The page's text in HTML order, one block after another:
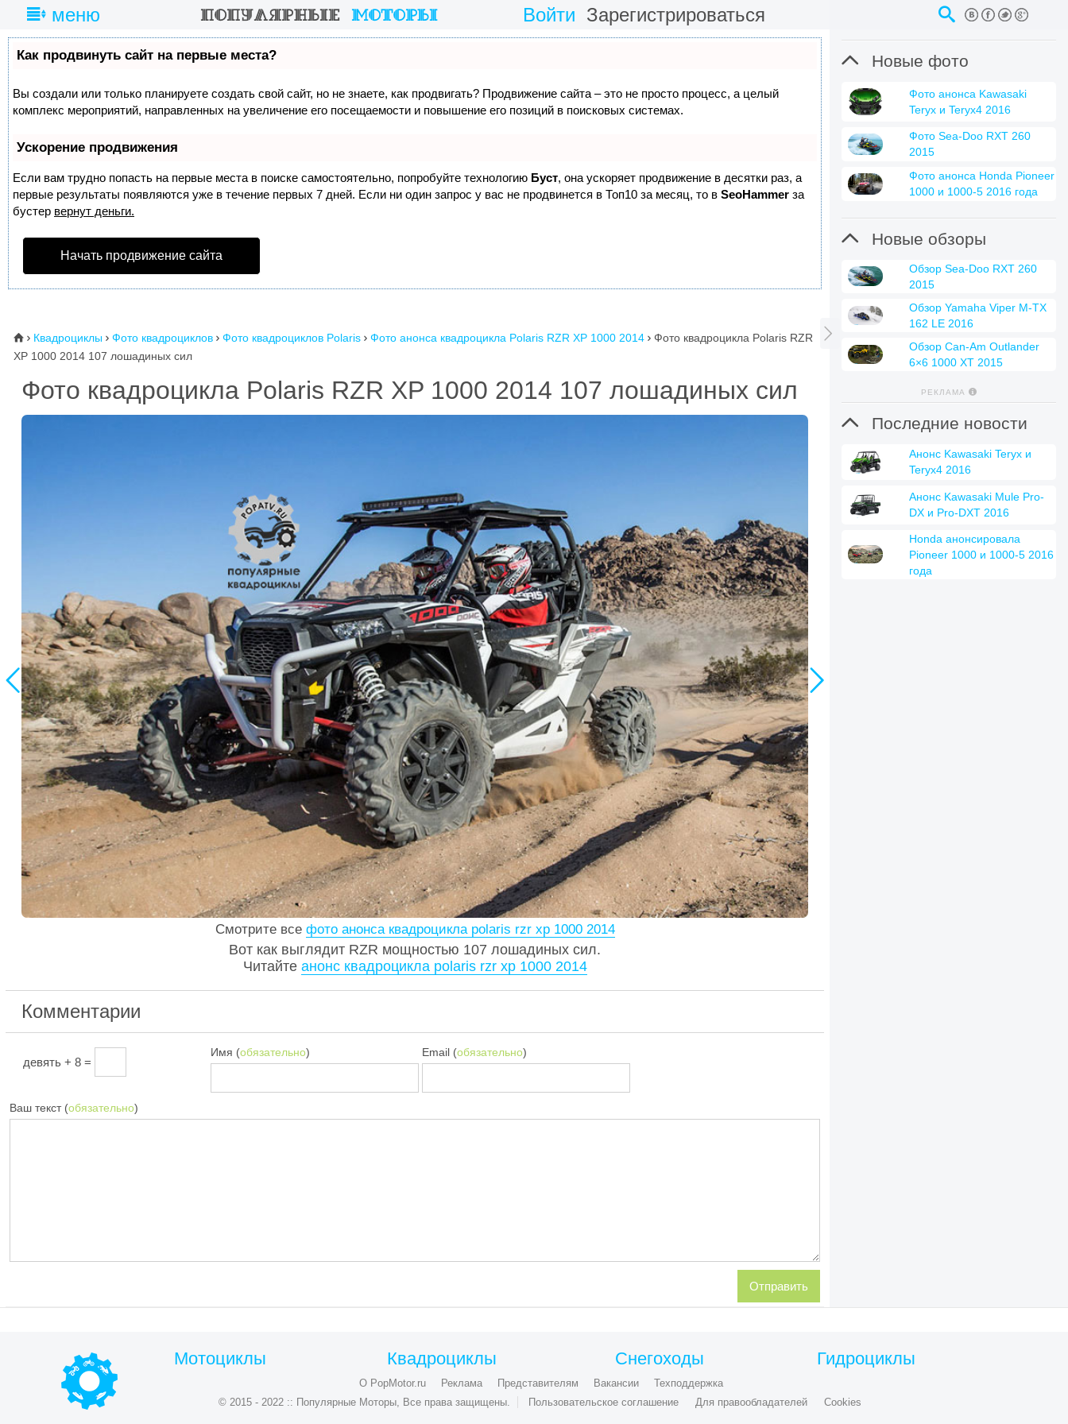
меню Войти Зарегистрироваться
Как продвинуть сайт на первые места?
Вы создали или только планируете создать свой сайт, но не знаете, как продвигать? Продвижение сайта – это не просто процесс, а целый
комплекс мероприятий, направленных на увеличение его посещаемости и повышение его позиций в поисковых системах.
Ускорение продвижения
Если вам трудно попасть на первые места в поиске самостоятельно, попробуйте технологию Буст, она ускоряет продвижение в десятки раз, а
первые результаты появляются уже в течение первых 7 дней. Если ни один запрос у вас не продвинется в Топ10 за месяц, то в SeoHammer за
бустер вернут деньги.
Начать продвижение сайта
⌂  Квадроциклы  Фото квадроциклов  Фото квадроциклов Polaris  Фото анонса квадроцикла Polaris RZR XP 1000 2014  Фото квадроцикла Polaris RZR
XP 1000 2014 107 лошадиных сил
Фото квадроцикла Polaris RZR XP 1000 2014 107 лошадиных сил
 
Смотрите все фото анонса квадроцикла polaris rzr xp 1000 2014
Вот как выглядит RZR мощностью 107 лошадиных сил.
Читайте анонс квадроцикла polaris rzr xp 1000 2014
Комментарии
Имя (обязательно) Email (обязательно)
девять + 8 =
Ваш текст (обязательно)

 Новые фото
Фото анонса Kawasaki
Teryx и Teryx4 2016
Фото Sea-Doo RXT 260
2015
Фото анонса Honda Pioneer
1000 и 1000-5 2016 года
 Новые обзоры
Обзор Sea-Doo RXT 260
2015
Обзор Yamaha Viper M-TX
162 LE 2016
Обзор Can-Am Outlander
6×6 1000 XT 2015
РЕКЛАМА
 Последние новости
Анонс Kawasaki Teryx и
Teryx4 2016
Анонс Kawasaki Mule Pro-
DX и Pro-DXT 2016
Honda анонсировала
Pioneer 1000 и 1000-5 2016
года
Мотоциклы Квадроциклы Снегоходы Гидроциклы
О PopMotor.ru Реклама Представителям Вакансии
Техподдержка
© 2015 - 2022 :: Популярные Моторы, Все права защищены.
Пользовательское соглашение Для правообладателей Cookies